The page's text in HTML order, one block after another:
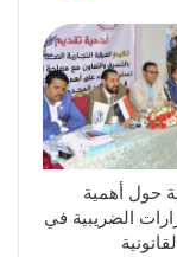
حول أهمية
الضريبية في